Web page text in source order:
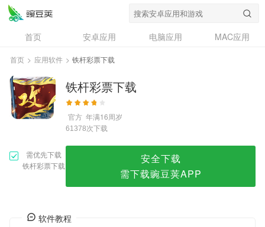
首页 安卓应用 电脑应用
MAC应用
资讯
专题
问答
首页 > 应用软件 > 铁杆彩票下载
铁杆彩票下载
官方 年满16周岁
61378次下载
需优先下载
铁杆彩票下载
安全下载
需下载豌豆荚APP
软件教程